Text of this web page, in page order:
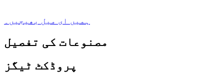
ہمیں ای میل بھیجیں۔
مصنوعات کی تفصیل
پروڈکٹ ٹیگز